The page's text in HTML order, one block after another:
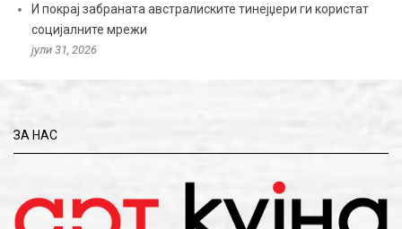
И покрај забраната австралиските тинејџери ги користат
социјалните мрежи
јули 31, 2026
ЗА НАС